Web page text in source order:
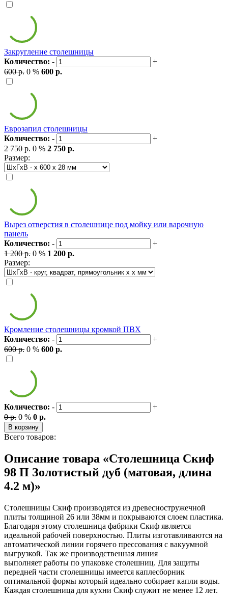
Закругление столешницы
Количество: -
+
600 р. 0 % 600 р.
Еврозапил столешницы
Количество: -
+
2 750 р. 0 % 2 750 р.
Размер:
Вырез отверстия в столешнице под мойку или варочную
панель
Количество: -
+
1 200 р. 0 % 1 200 р.
Размер:
Кромление столешницы кромкой ПВХ
Количество: -
+
600 р. 0 % 600 р.
Количество: -
+
0 р. 0 % 0 р.
В корзину
Всего товаров:
Описание товара «Столешница Скиф
98 П Золотистый дуб (матовая, длина
4.2 м)»
Столешницы Скиф производятся из древесностружечной
плиты толщиной 26 или 38мм и покрываются слоем пластика.
Благодаря этому столешница фабрики Скиф является
идеальной рабочей поверхностью. Плиты изготавливаются на
автоматической линии горячего прессования с вакуумной
выгрузкой. Так же производственная линия
выполняет работы по упаковке столешниц. Для защиты
передней части столешницы имеется каплесборник
оптимальной формы который идеально собирает капли воды.
Каждая столешница для кухни Скиф служит не менее 12 лет.